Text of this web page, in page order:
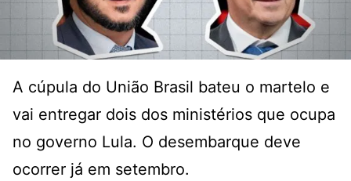
A cúpula do União Brasil bateu o martelo e
vai entregar dois dos ministérios que ocupa
no governo Lula. O desembarque deve
ocorrer já em setembro.